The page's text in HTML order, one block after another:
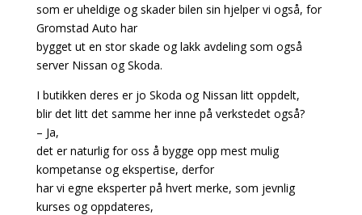
som er uheldige og skader bilen sin hjelper vi også, for
Gromstad Auto har
bygget ut en stor skade og lakk avdeling som også
server Nissan og Skoda.
I butikken deres er jo Skoda og Nissan litt oppdelt,
blir det litt det samme her inne på verkstedet også?
– Ja,
det er naturlig for oss å bygge opp mest mulig
kompetanse og ekspertise, derfor
har vi egne eksperter på hvert merke, som jevnlig
kurses og oppdateres,